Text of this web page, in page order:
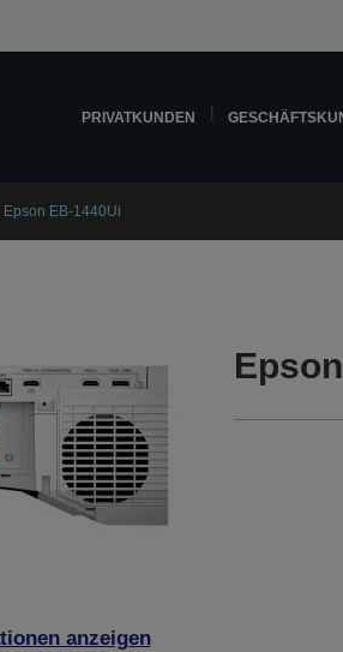
PRIVATKUNDEN
Epson EB-1440Ui
anzeigen